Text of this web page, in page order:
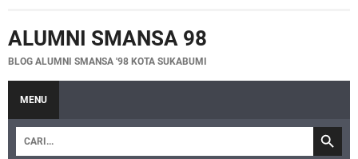
ALUMNI SMANSA 98
BLOG ALUMNI SMANSA '98 KOTA SUKABUMI
MENU